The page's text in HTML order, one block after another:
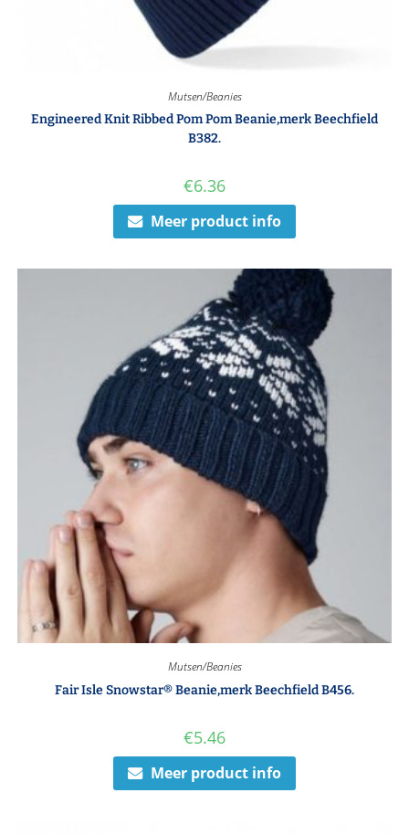
Mutsen/Beanies
Engineered Knit Ribbed Pom Pom Beanie,merk Beechfield
B382.
€6.36
Meer product info
Mutsen/Beanies
Fair Isle Snowstar® Beanie,merk Beechfield B456.
€5.46
Meer product info